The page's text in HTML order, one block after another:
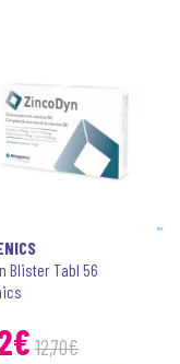
Blister Tabl 56
€ 12,70€